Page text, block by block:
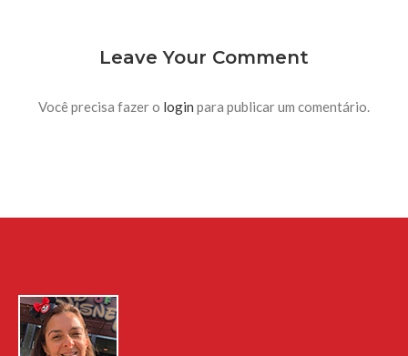
Leave Your Comment
Você precisa fazer o login para publicar um comentário.